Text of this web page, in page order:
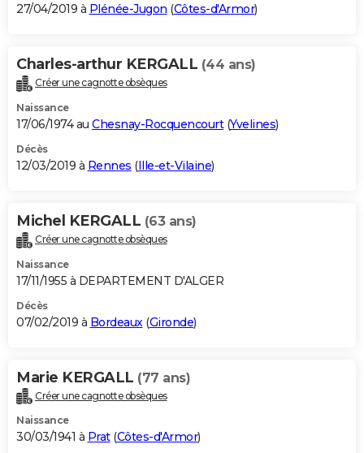
27/04/2019 à Plénée-Jugon (Côtes-d'Armor)
Charles-arthur KERGALL (44 ans)
Créer une cagnotte obsèques
Naissance
17/06/1974 au Chesnay-Rocquencourt(Yvelines)
Décès
12/03/2019 à Rennes (Ille-et-Vilaine)
Michel KERGALL (63 ans)
Créer une cagnotte obsèques
Naissance
17/11/1955 à DEPARTEMENT D'ALGER
Décès
07/02/2019 à Bordeaux (Gironde)
Marie KERGALL (77 ans)
Créer une cagnotte obsèques
Naissance
30/03/1941 à Prat(Côtes-d'Armor)